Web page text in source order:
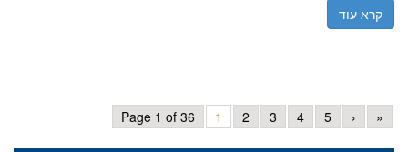
קרא עוד
Page 1 of 36 1 2 3 4 5 › »